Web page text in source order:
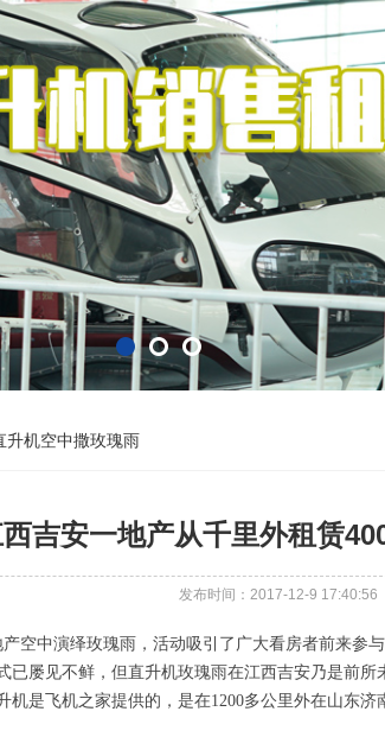
升机空中撒玫瑰雨
吉安一地产从千里外租赁
发布时间：2017-12-9 17:40:56
空中演绎玫瑰雨，活动吸引了广大看房者前来参
已屡见不鲜，但直升机玫瑰雨在江西吉安乃是前
是飞机之家提供的，是在1200多公里外在山东济